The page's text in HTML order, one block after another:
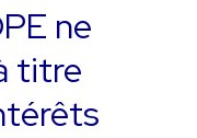
ne
titre